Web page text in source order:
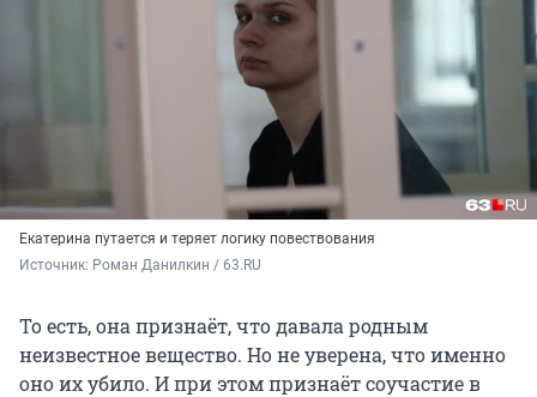
Екатерина путается и теряет логику повествования
Источник: Роман Данилкин / 63.RU
То есть, она признаёт, что давала родным
неизвестное вещество. Но не уверена, что именно
оно их убило. И при этом признаёт соучастие в